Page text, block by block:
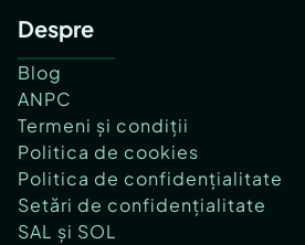
Despre
Blog
ANPC
Termeni și condiții
Politica de cookies
Politica de confidențialitate
Setări de confidențialitate
SAL și SOL